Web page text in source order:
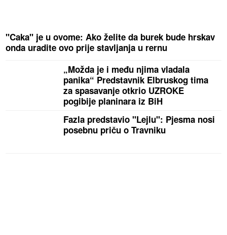
"Caka" je u ovome: Ako želite da burek bude hrskav
onda uradite ovo prije stavljanja u rernu
„Možda je i među njima vladala
panika“ Predstavnik Elbruskog tima
za spasavanje otkrio UZROKE
pogibije planinara iz BiH
Fazla predstavio "Lejlu": Pjesma nosi
posebnu priču o Travniku